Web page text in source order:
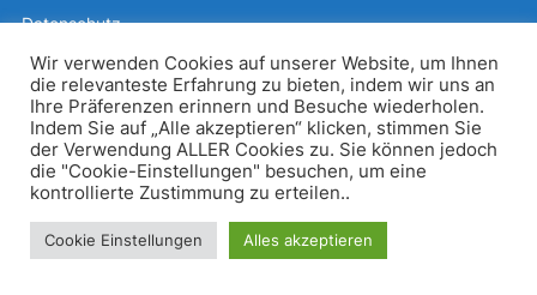
Datenschutz
Inspiro WordPress Theme von WPZOOM
Wir verwenden Cookies auf unserer Website, um Ihnen
die relevanteste Erfahrung zu bieten, indem wir uns an
Ihre Präferenzen erinnern und Besuche wiederholen.
Indem Sie auf „Alle akzeptieren“ klicken, stimmen Sie
der Verwendung ALLER Cookies zu. Sie können jedoch
die "Cookie-Einstellungen" besuchen, um eine
kontrollierte Zustimmung zu erteilen..
Cookie Einstellungen Alles akzeptieren